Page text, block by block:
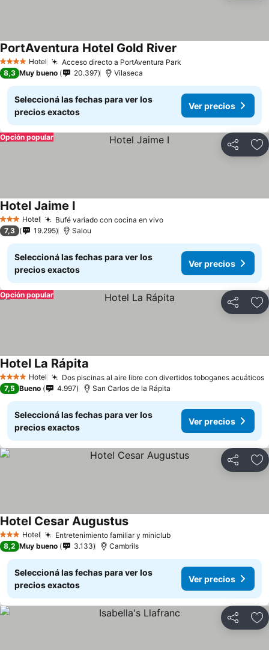
4 EstrellasHotel Acceso directo a PortAventura Park
PortAventura Hotel Gold River
8,3 Muy bueno 20.397 Vilaseca
Seleccioná las fechas para ver los
precios exactos
Ver precios
Compartir
Opción popular
3 Estrellas
Hotel Bufé variado con cocina en vivo
Hotel Jaime I
7,3 19.295 Salou
Seleccioná las fechas para ver los
precios exactos
Ver precios
Compartir
Opción popular
4 EstrellasHotel Dos piscinas al aire libre con divertidos toboganes acuáticos
Hotel La Rápita
7,5 Bueno 4.997 San Carlos de la Rápita
Seleccioná las fechas para ver los
precios exactos
Ver precios
Compartir
3 Estrellas
Hotel Entretenimiento familiar y miniclub
Hotel Cesar Augustus
8,2 Muy bueno 3.133 Cambrils
Seleccioná las fechas para ver los
precios exactos
Ver precios
Compartir